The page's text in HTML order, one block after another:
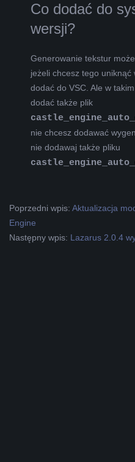
Co dodać do
wersji?
Generowanie tekstur
jeżeli chcesz tego
dodać do VSC. Ale w
dodać także plik
nie chcesz dodawać
nie dodawaj także pliku
2019-
08-
02
Poprzedni wpis: Aktualizacja
Engine
Następny wpis: Lazarus 2.0.4